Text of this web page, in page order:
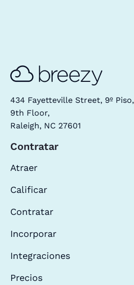
434 Fayetteville Street, 9º Piso,
9th Floor,
Raleigh, NC 27601
Contratar
Atraer
Calificar
Contratar
Incorporar
Integraciones
Precios